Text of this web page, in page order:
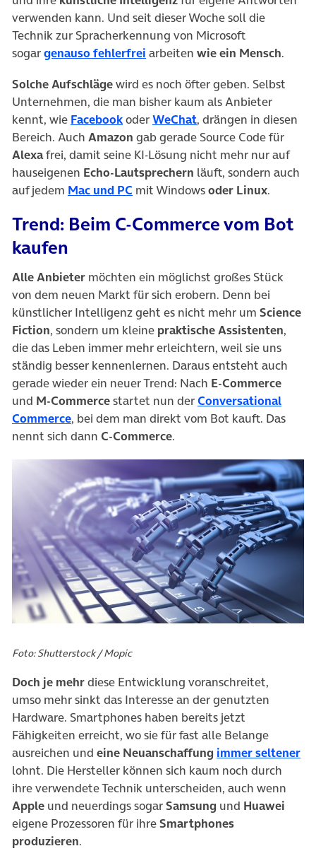
verwenden kann. Und seit dieser Woche soll die
Technik zur Spracherkennung von Microsoft
sogargenauso fehlerfrei (öffnet in neuem Tab)
arbeiten wie ein Mensch.
Solche Aufschlägewird es noch öfter geben. Selbst
Unternehmen, die man bisher kaum als Anbieter
kennt, wie Facebook(öffnet in neuem Tab)
oderWeChat(öffnet in neuem Tab)
, drängen in diesen
Bereich. Auch Amazon gab gerade Source Code für
Alexafrei, damit seine KI-Lösung nicht mehr nur auf
hauseigenen Echo-Lautsprechern läuft, sondern auch
auf jedem Mac und PC (öffnet in neuem Tab)
mit Windowsoder Linux.
Trend: Beim C-Commerce vom Bot
kaufen
Alle Anbieter möchten ein möglichst großes Stück
von dem neuen Markt für sich erobern. Denn bei
künstlicher Intelligenz geht es nicht mehr um Science
Fiction, sondern um kleine praktische Assistenten,
die das Leben immer mehr erleichtern, weil sie uns
ständig besser kennenlernen. Daraus entsteht auch
gerade wieder ein neuer Trend: Nach E-Commerce
und M-Commercestartet nun derConversational
Commerce(öffnet in neuem Tab)
, bei dem man direkt vom Bot kauft. Das
nennt sich dann C-Commerce.
Foto: Shutterstock / Mopic
Doch je mehrdiese Entwicklung voranschreitet,
umso mehr sinkt das Interesse an der genutzten
Hardware. Smartphones haben bereits jetzt
Fähigkeiten erreicht, wo sie für fast alle Belange
ausreichen und eine Neuanschaffung immer seltener
lohnt. Die Hersteller können sich kaum noch durch
ihre verwendete Technik unterscheiden, auch wenn
Apple und neuerdings sogarSamsung und Huawei
eigene Prozessoren für ihreSmartphones
produzieren.